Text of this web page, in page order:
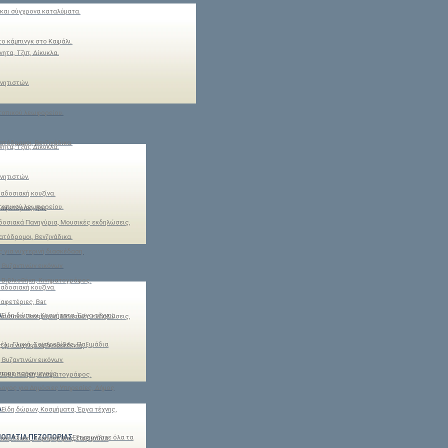
Τζιπ, Δίκυκλα.
λεωφορείου.
Βενζινάδικα.
κουζίνα.
Bar.
Πανηγύρια, Μουσικές εκδηλώσεις,
για νυχτερινή διασκέδαση.
εικόνων.
Κινηματογράφος.
Είδη δώρων, Κοσμήματα, Έργα τέχνης,
Γλυκά, Σεμπρεβίβες, Παξιμάδια
παραγωγούς.
για Δημόσιες Υπηρεσίες, Δήμος
ΠΕΖΟΠΟΡΙΑΣΕξερευνήστε όλα τα
σύγχρονα καταλύματα.
κάμπινγκ στο Καψάλι.
Τζιπ, Δίκυκλα.
λεωφορείου.
Βενζινάδικα.
κουζίνα.
Bar.
Πανηγύρια, Μουσικές εκδηλώσεις,
για νυχτερινή διασκέδαση.
εικόνων.
Κινηματογράφος.
Είδη δώρων, Κοσμήματα, Έργα τέχνης,
Γλυκά, Σεμπρεβίβες, Παξιμάδια